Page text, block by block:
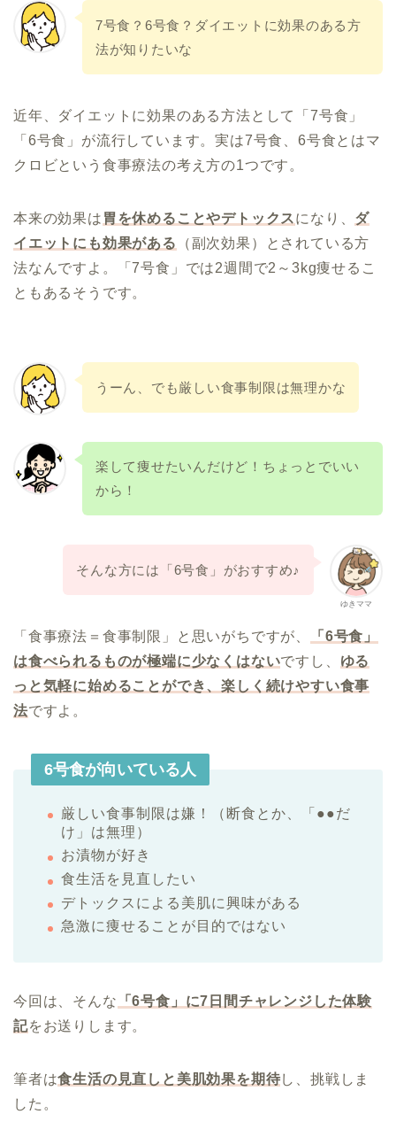
7号食？6号食？ダイエットに効果のある方
法が知りたいな
近年、ダイエットに効果のある方法として「7号食」
「6号食」が流行しています。実は7号食、6号食とはマ
クロビという食事療法の考え方の1つです。
本来の効果は 胃を休めることやデトックスになり、 ダ
イエットにも効果がある
（副次効果）とされている方
法なんですよ。「7号食」では2週間で2～3kg痩せるこ
ともあるそうです。
うーん、でも厳しい食事制限は無理かな
楽して痩せたいんだけど！ちょっとでいい
から！
ゆきママ
そんな方には「6号食」がおすすめ♪
「食事療法＝食事制限」と思いがちですが、
「6号食」
は食べられるものが極端に少なくはないですし、 ゆる
っと気軽に始めることができ、楽しく続けやすい食事
法ですよ。
6号食が向いている人
厳しい食事制限は嫌！（断食とか、「●●だ
け」は無理）
お漬物が好き
食生活を見直したい
デトックスによる美肌に興味がある
急激に痩せることが目的ではない
今回は、そんな 「6号食」に7日間チャレンジした体験
記をお送りします。
筆者は食生活の見直しと美肌効果を期待し、挑戦しま
した。